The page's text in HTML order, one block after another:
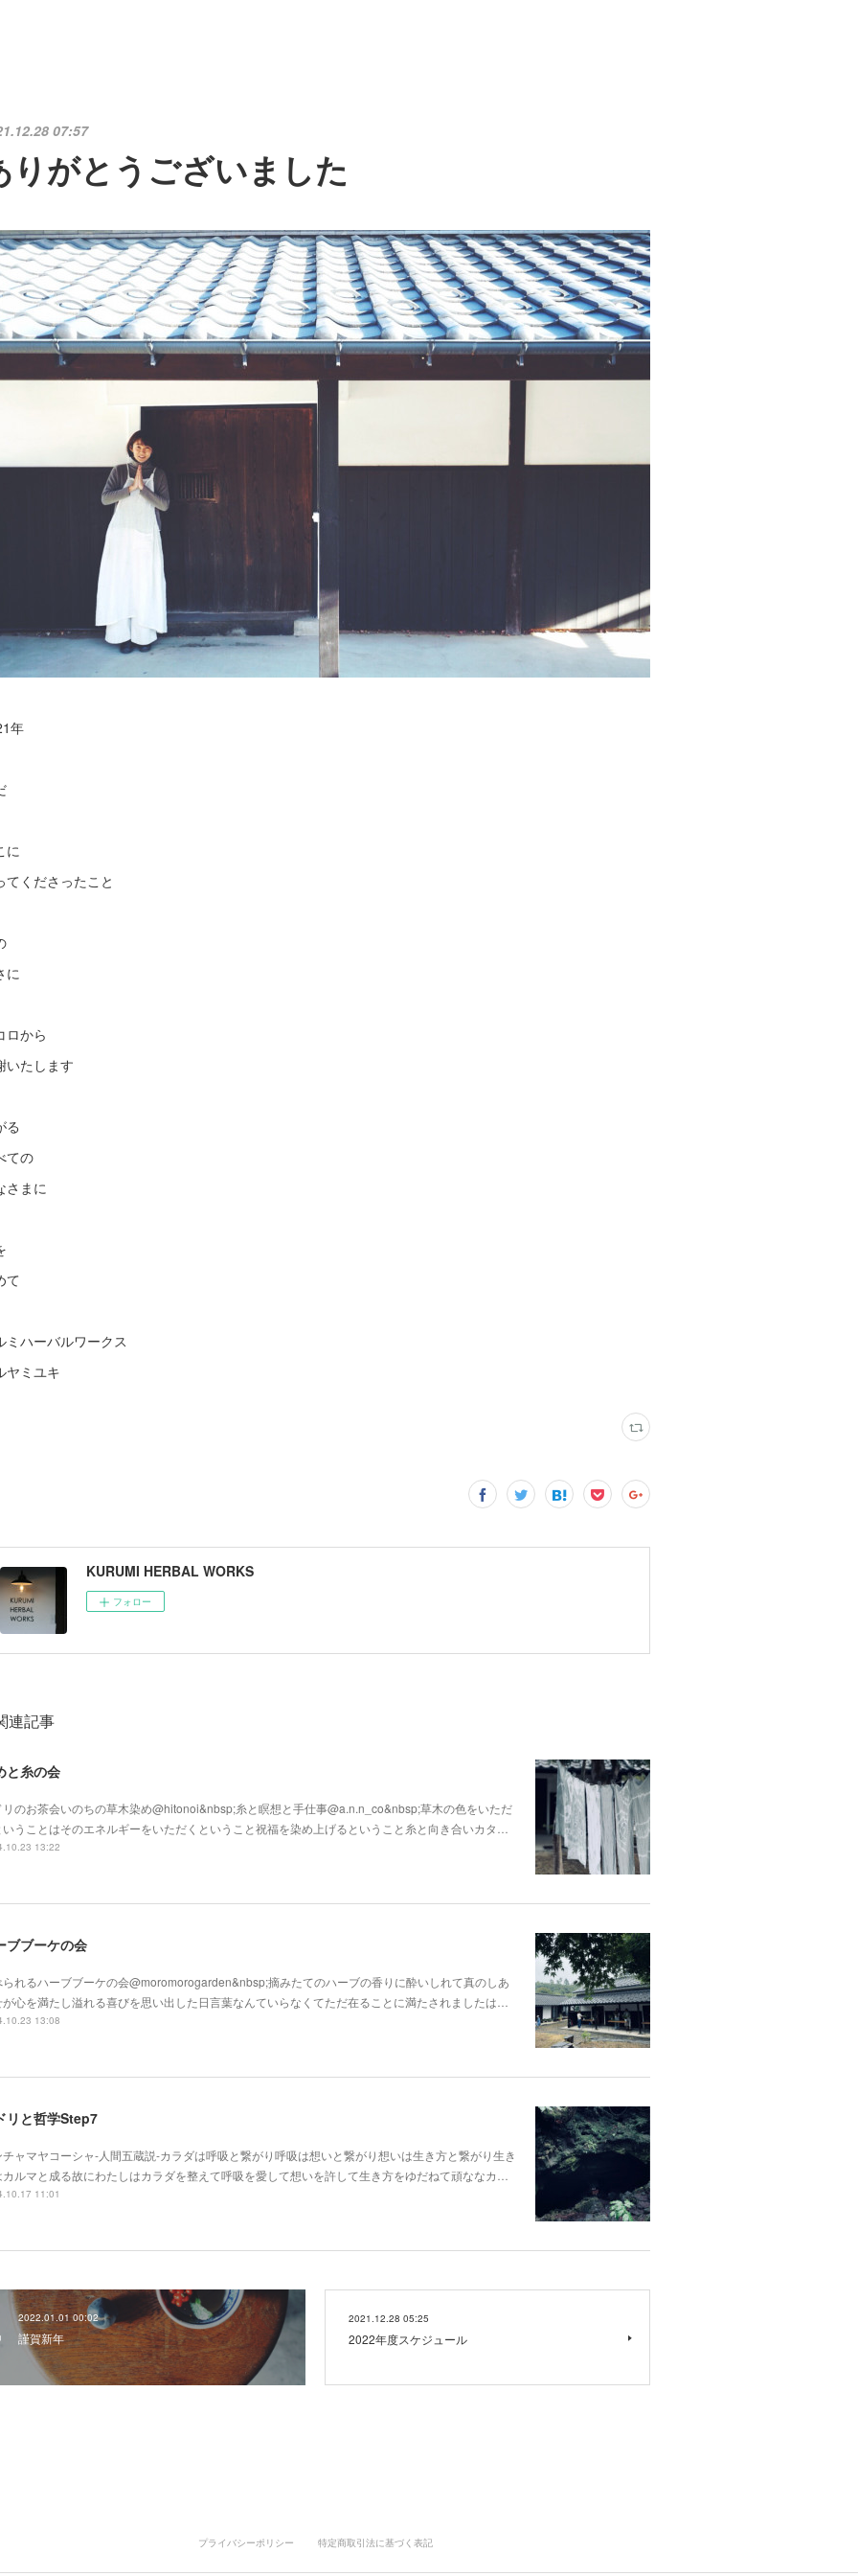
07:57
りがとうございました
年
に
てくださったこと
に
ロから
いたします
る
ての
さまに
て
ミハーバルワークス
ヤミユキ
KURUMI HERBAL WORKS
フォロー
連記事
と糸の会
リのお茶会いのちの草木染め@hitonoi&nbsp;糸と瞑想と手仕事@a.n.n_co&nbsp;草木の色をいただ
うことはそのエネルギーをいただくということ祝福を染め上げるということ糸と向き合いカタ…
13:22
ブブーケの会
られるハーブブーケの会@moromorogarden&nbsp;摘みたてのハーブの香りに酔いしれて真のしあ
心を満たし溢れる喜びを思い出した日言葉なんていらなくてただ在ることに満たされましたは…
13:08
リと哲学Step7
ャマヤコーシャ-人間五蔵説-カラダは呼吸と繋がり呼吸は想いと繋がり想いは生き方と繋がり生き
ルマと成る故にわたしはカラダを整えて呼吸を愛して想いを許して生き方をゆだねて頑ななカ…
11:01
2022.01.01 00:02
謹賀新年
2021.12.28 05:25
2022年度スケジュール
プライバシーポリシー 特定商取引法に基づく表記